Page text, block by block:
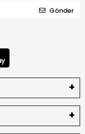
Gönder